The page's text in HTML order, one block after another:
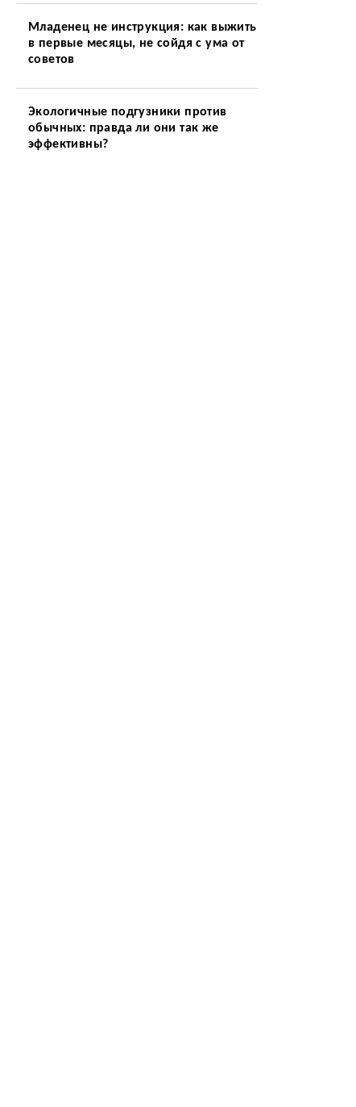
Младенец не инструкция: как выжить
в первые месяцы, не сойдя с ума от
советов
Экологичные подгузники против
обычных: правда ли они так же
эффективны?